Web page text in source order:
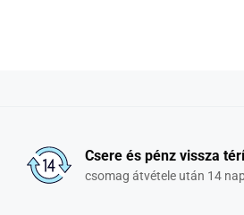
Csere és pénz vissza
csomag átvétele után 14